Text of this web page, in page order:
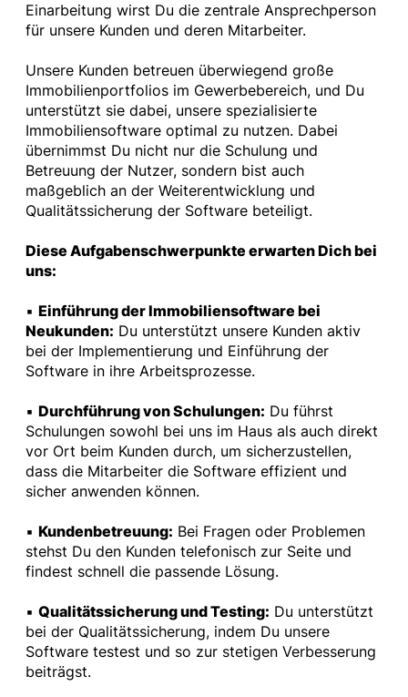
Einarbeitung wirst Du die zentrale Ansprechperson
für unsere Kunden und deren Mitarbeiter.
Unsere Kunden betreuen überwiegend große
Immobilienportfolios im Gewerbebereich, und Du
unterstützt sie dabei, unsere spezialisierte
Immobiliensoftware optimal zu nutzen. Dabei
übernimmst Du nicht nur die Schulung und
Betreuung der Nutzer, sondern bist auch
maßgeblich an der Weiterentwicklung und
Qualitätssicherung der Software beteiligt.
Diese Aufgabenschwerpunkte erwarten Dich bei
uns:
▪ Einführung der Immobiliensoftware bei
Neukunden: Du unterstützt unsere Kunden aktiv
bei der Implementierung und Einführung der
Software in ihre Arbeitsprozesse.
▪ Durchführung von Schulungen: Du führst
Schulungen sowohl bei uns im Haus als auch direkt
vor Ort beim Kunden durch, um sicherzustellen,
dass die Mitarbeiter die Software effizient und
sicher anwenden können.
▪ Kundenbetreuung: Bei Fragen oder Problemen
stehst Du den Kunden telefonisch zur Seite und
findest schnell die passende Lösung.
▪ Qualitätssicherung und Testing: Du unterstützt
bei der Qualitätssicherung, indem Du unsere
Software testest und so zur stetigen Verbesserung
beiträgst.